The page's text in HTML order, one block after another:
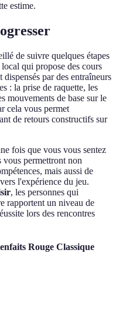
estime.
de suivre quelques étapes
qui propose des cours
par des entraîneurs
: la prise de raquette, les
mouvements de base sur le
cela vous permet
de retours constructifs sur
fois que vous vous sentez
vous permettront non
mais aussi de
l'expérience du jeu.
, les personnes qui
rapportent un niveau de
lors des rencontres
Rouge Classique